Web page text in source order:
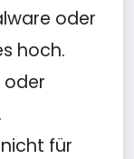
oder
hoch.
oder
für